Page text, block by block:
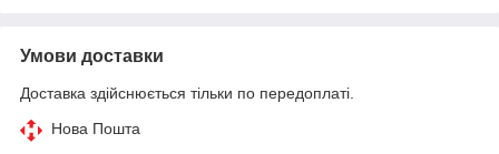
Умови доставки
Доставка здійснюється тільки по передоплаті.
Нова Пошта